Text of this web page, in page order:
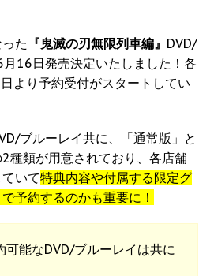
た 『鬼滅の刃無限列車編』 DVD/
16日発売決定いたしました！各
より予約受付がスタートしてい
ブルーレイ共に、「通常版」と
2種類が用意されており、各店舗
いて特典内容や付属する限定グ
予約するのかも重要に！
可能なDVD/ブルーレイは共に